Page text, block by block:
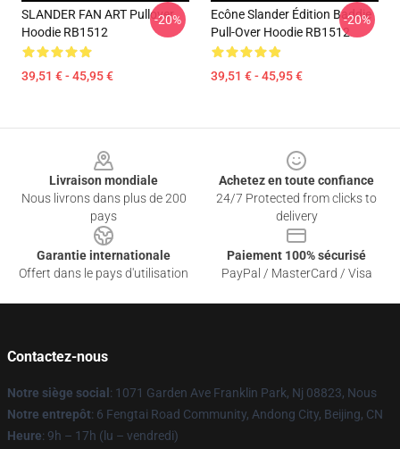
SLANDER FAN ART Pullover
Hoodie RB1512
39,51 € - 45,95 €
-20%
Ecône Slander Édition Baddie
Pull-Over Hoodie RB1512
39,51 € - 45,95 €
-20%
Livraison mondiale
Nous livrons dans plus de 200
pays
Achetez en toute confiance
24/7 Protected from clicks to
delivery
Garantie internationale
Offert dans le pays d'utilisation
Paiement 100% sécurisé
PayPal / MasterCard / Visa
Contactez-nous
Notre siège social : 1071 Garden Ave Franklin Park, Nj 08823, Nous
Notre entrepôt: 6 Fengtai Road Community, Andong City, Beijing, CN
Heure: 9h – 17h (lu – vendredi)